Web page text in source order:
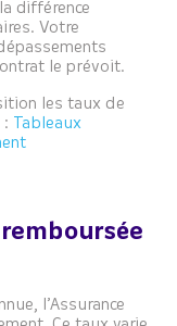
différence
Votre
le prévoit.
les taux de
: Tableaux
l’Assurance